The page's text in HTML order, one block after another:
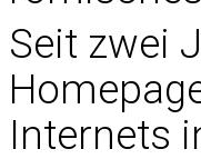
Seit zwei
Internets